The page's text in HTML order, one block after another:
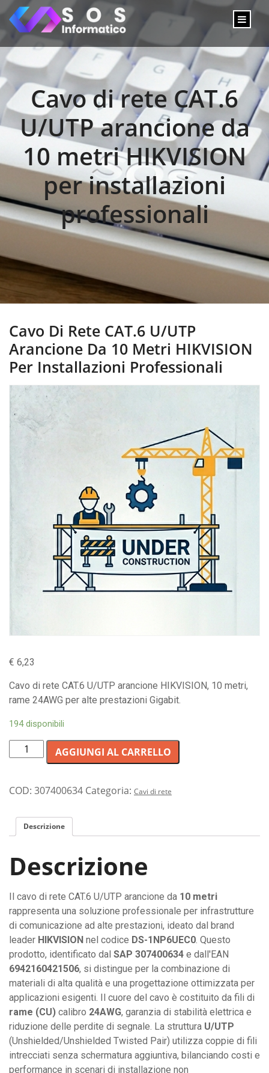
Cavo di rete CAT.6
U/UTP arancione da
10 metri HIKVISION
per installazioni
professionali
Cavo Di Rete CAT.6 U/UTP
Arancione Da 10 Metri HIKVISION
Per Installazioni Professionali
€ 6,23
Cavo di rete CAT.6 U/UTP arancione HIKVISION, 10 metri,
rame 24AWG per alte prestazioni Gigabit.
194 disponibili
Cavo
di
CAT.6
arancione
da
metri
HIKVISION
per
installazioni
professionali
quantità
AGGIUNGI AL CARRELLO
COD: 307400634 Categoria: Cavi di rete
Descrizione
Descrizione
Il cavo di rete CAT.6 U/UTP arancione da 10 metri
rappresenta una soluzione professionale per infrastrutture
di comunicazione ad alte prestazioni, ideato dal brand
leader HIKVISION nel codice DS-1NP6UEC0 . Questo
prodotto, identificato dal SAP 307400634 e dall'EAN
6942160421506, si distingue per la combinazione di
materiali di alta qualità e una progettazione ottimizzata per
applicazioni esigenti. Il cuore del cavo è costituito da fili di
rame (CU) calibro 24AWG, garanzia di stabilità elettrica e
riduzione delle perdite di segnale. La struttura U/UTP
(Unshielded/Unshielded Twisted Pair) utilizza coppie di fili
intrecciati senza schermatura aggiuntiva, bilanciando costi e
performance in scenari di installazione non